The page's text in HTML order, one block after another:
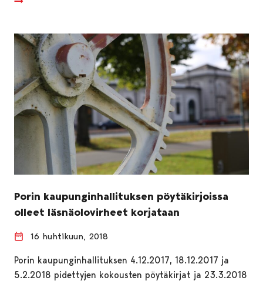
Porin kaupunginhallituksen pöytäkirjoissa
olleet läsnäolovirheet korjataan
16 huhtikuun, 2018
Porin kaupunginhallituksen 4.12.2017, 18.12.2017 ja
5.2.2018 pidettyjen kokousten pöytäkirjat ja 23.3.2018